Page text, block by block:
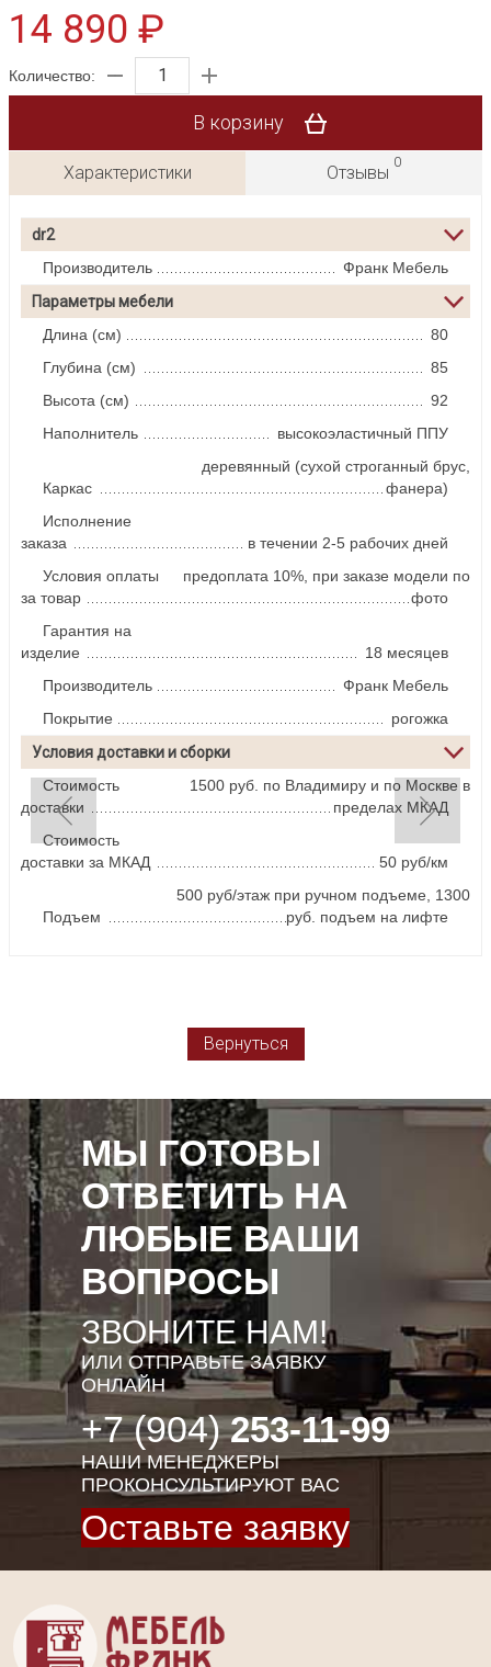
14 890 ₽
Количество:
В корзину
Характеристики Отзывы
0
dr2
Производитель
Франк Мебель
Параметры мебели
Длина (см)
80
Глубина (см)
85
Высота (см)
92
Наполнитель
высокоэластичный ППУ
Каркас
деревянный (сухой строганный брус,
фанера)
Исполнение
заказа
в течении 2-5 рабочих дней
Условия оплаты
за товар
предоплата 10%, при заказе модели по
фото
Гарантия на
изделие
18 месяцев
Производитель
Франк Мебель
Покрытие
рогожка
Условия доставки и сборки
Стоимость
доставки
1500 руб. по Владимиру и по Москве в
пределах МКАД
Стоимость
доставки за МКАД
50 руб/км
Подъем
500 руб/этаж при ручном подъеме, 1300
руб. подъем на лифте
Вернуться
МЫ ГОТОВЫ
ОТВЕТИТЬ НА
ЛЮБЫЕ ВАШИ
ВОПРОСЫ
ЗВОНИТЕ НАМ!
ИЛИ ОТПРАВЬТЕ ЗАЯВКУ
ОНЛАЙН
+7 (904)253-11-99
НАШИ МЕНЕДЖЕРЫ
ПРОКОНСУЛЬТИРУЮТ ВАС
Оставьте заявку